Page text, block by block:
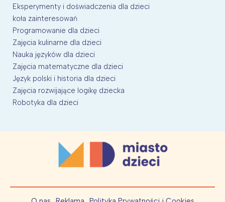
Eksperymenty i doświadczenia dla dzieci
koła zainteresowań
Programowanie dla dzieci
Zajęcia kulinarne dla dzieci
Nauka języków dla dzieci
Zajęcia matematyczne dla dzieci
Język polski i historia dla dzieci
Zajęcia rozwijające logikę dziecka
Robotyka dla dzieci